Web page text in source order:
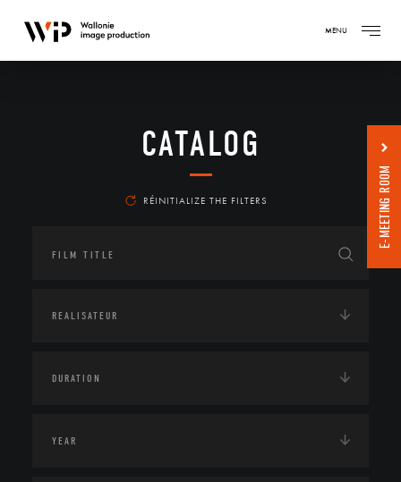
MENU
CATALOG
RÉINITIALIZE THE FILTERS E-MEETING ROOM